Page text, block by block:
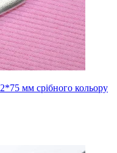
мм срібного кольору